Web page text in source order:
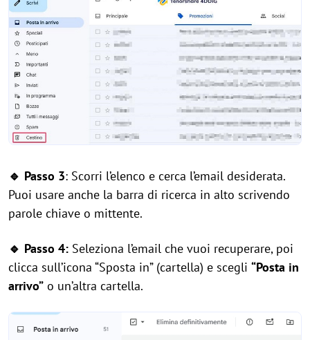
🔹 Passo 3: Scorri l’elenco e cerca l’email desiderata.
Puoi usare anche la barra di ricerca in alto scrivendo
parole chiave o mittente.
🔹 Passo 4: Seleziona l’email che vuoi recuperare, poi
clicca sull’icona “Sposta in” (cartella) e scegli “Posta in
arrivo” o un’altra cartella.